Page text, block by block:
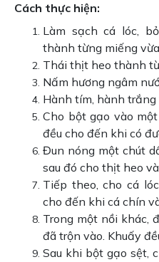
Cách thực hiện:
Làm sạch cá lóc,
thành từng miếng
Thái thịt heo thành
Nấm hương ngâm
Hành tím, hành trắng
Cho bột gạo vào
đều cho đến khi có
Đun nóng một chút
sau đó cho thịt heo
Tiếp theo, cho cá
cho đến khi cá chín
Trong một nồi khác,
đã trộn vào. Khuấy
Sau khi bột gạo sệt,